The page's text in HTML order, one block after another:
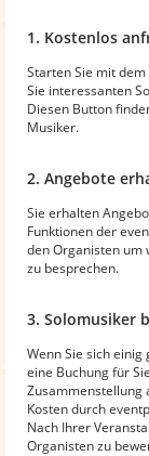
1. Kostenlos
Starten Sie mit
Sie interessanten
Diesen Button
Musiker.
2. Angebote
Sie erhalten
Funktionen der
den Organisten um
zu besprechen.
3. Solomusiker
Wenn Sie sich
eine Buchung für
Zusammenstellung
Kosten durch
Nach Ihrer
Organisten zu